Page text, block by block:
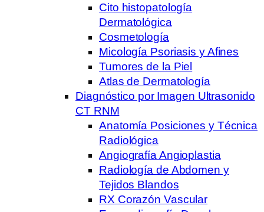
Cito histopatología
Dermatológica
Cosmetología
Micología Psoriasis y Afines
Tumores de la Piel
Atlas de Dermatología
Diagnóstico por Imagen Ultrasonido
CT RNM
Anatomía Posiciones y Técnica
Radiológica
Angiografía Angioplastia
Radiología de Abdomen y
Tejidos Blandos
RX Corazón Vascular